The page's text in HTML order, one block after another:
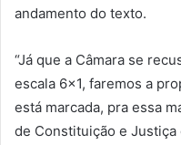
andamento do texto.
“Já que a Câmara se
escala 6×1, faremos a
está marcada, pra essa
de Constituição e Justiça